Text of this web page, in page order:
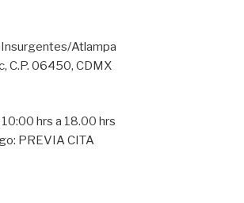
Insurgentes/Atlampa
C.P. 06450, CDMX
hrs a 18.00 hrs
PREVIA CITA